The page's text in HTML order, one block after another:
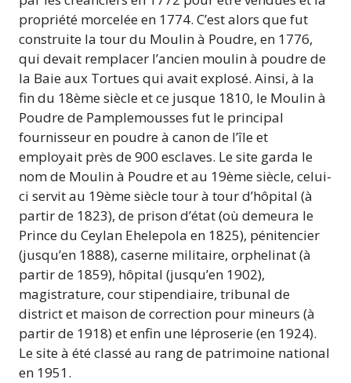
propriété morcelée en 1774. C’est alors que fut
construite la tour du Moulin à Poudre, en 1776,
qui devait remplacer l’ancien moulin à poudre de
la Baie aux Tortues qui avait explosé. Ainsi, à la
fin du 18ème siècle et ce jusque 1810, le Moulin à
Poudre de Pamplemousses fut le principal
fournisseur en poudre à canon de l’île et
employait près de 900 esclaves. Le site garda le
nom de Moulin à Poudre et au 19ème siècle, celui-
ci servit au 19ème siècle tour à tour d’hôpital (à
partir de 1823), de prison d’état (où demeura le
Prince du Ceylan Ehelepola en 1825), pénitencier
(jusqu’en 1888), caserne militaire, orphelinat (à
partir de 1859), hôpital (jusqu’en 1902),
magistrature, cour stipendiaire, tribunal de
district et maison de correction pour mineurs (à
partir de 1918) et enfin une léproserie (en 1924).
Le site à été classé au rang de patrimoine national
en 1951.